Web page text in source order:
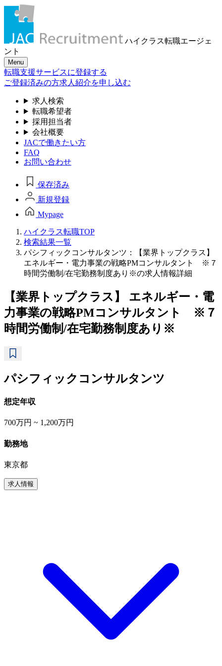
ハイクラス転職エージェ
ント
Menu
転職支援サービスに登録する
ご登録済みの方求人紹介を申し込む
求人検索
転職希望者
採用担当者
会社概要
JACで働きたい方
FAQ
お問い合わせ
保存済み
新規登録
Mypage
ハイクラス転職TOP
検索結果一覧
パシフィックコンサルタンツ：【業界トップクラス】
エネルギー・電力事業の戦略PMコンサルタント ※７
時間労働制/在宅勤務制度あり※の求人情報詳細
【業界トップクラス】 エネルギー・電
力事業の戦略PMコンサルタント ※７
時間労働制/在宅勤務制度あり※
パシフィックコンサルタンツ
想定年収
700万円 ~ 1,200万円
勤務地
東京都
求人情報